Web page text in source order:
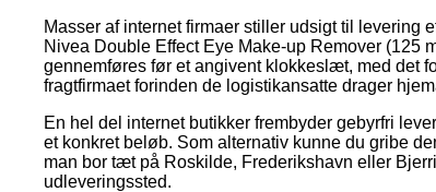
Masser af internet firmaer stiller udsigt til levering
Nivea Double Effect Eye Make-up Remover (125
gennemføres før et angivent klokkeslæt, med det
fragtfirmaet forinden de logistikansatte drager
En hel del internet butikker frembyder gebyrfri
et konkret beløb. Som alternativ kunne du gribe
man bor tæt på Roskilde, Frederikshavn eller
udleveringssted.